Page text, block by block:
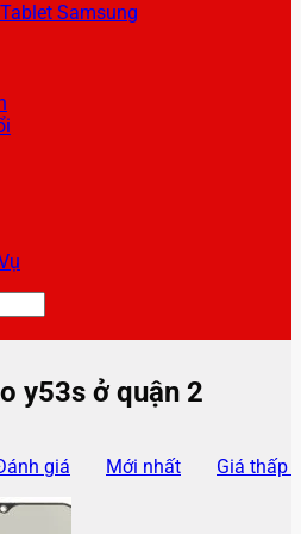
Samsung
y53s ở quận 2
giá Mới nhất Giá thấp